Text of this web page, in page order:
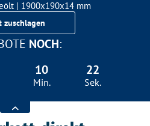
| 1900x190x14 mm
für nur 29,90 €/m²
zuschlagen
NOCH:
10
Min.
22
Sek.